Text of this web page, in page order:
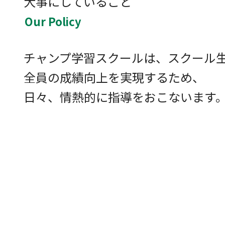
Our Policy
チャンプ学習スクールは、スクール
全員の成績向上を実現するため、
日々、情熱的に指導をおこないます